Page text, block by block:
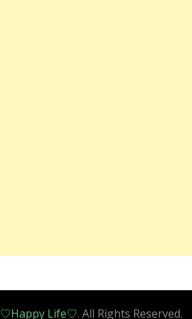
♡Happy Life♡. All Rights Reserved.